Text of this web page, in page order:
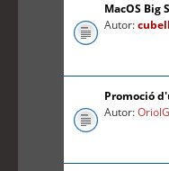
MacOS Big
Autor:
Promoció
Autor: